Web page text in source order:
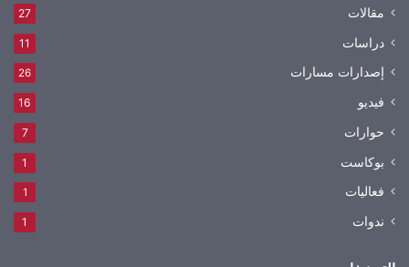
مقالات 27
دراسات 11
إصدارات مسارات 26
فيديو 16
حوارات 7
بوكاست 1
فعاليات 1
ندوات 1